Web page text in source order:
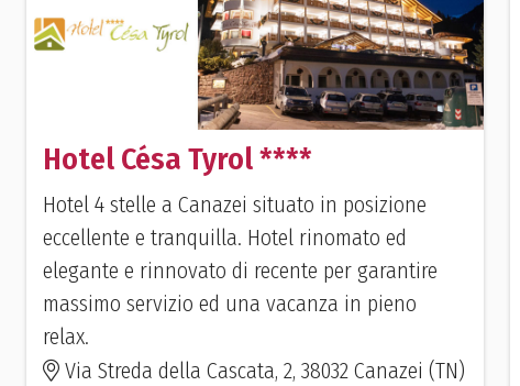
Hotel Césa Tyrol ****
Hotel 4 stelle a Canazei situato in posizione
eccellente e tranquilla. Hotel rinomato ed
elegante e rinnovato di recente per garantire
massimo servizio ed una vacanza in pieno
relax.
Via Streda della Cascata, 2, 38032 Canazei (TN)